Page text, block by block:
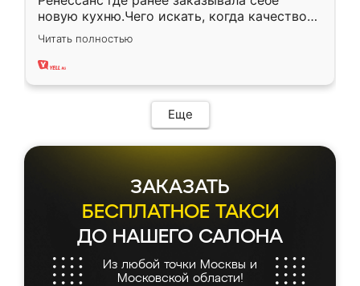
новую кухню.Чего искать, когда качеством
вполне довольна. Служит кухня уже почти
два года, нареканий нет.
Читать полностью
Еще
ЗАКАЗАТЬ
БЕСПЛАТНОЕ ТАКСИ
ДО НАШЕГО САЛОНА
Из любой точки Москвы и
Московской области!